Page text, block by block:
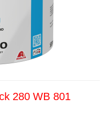
280 WB 801